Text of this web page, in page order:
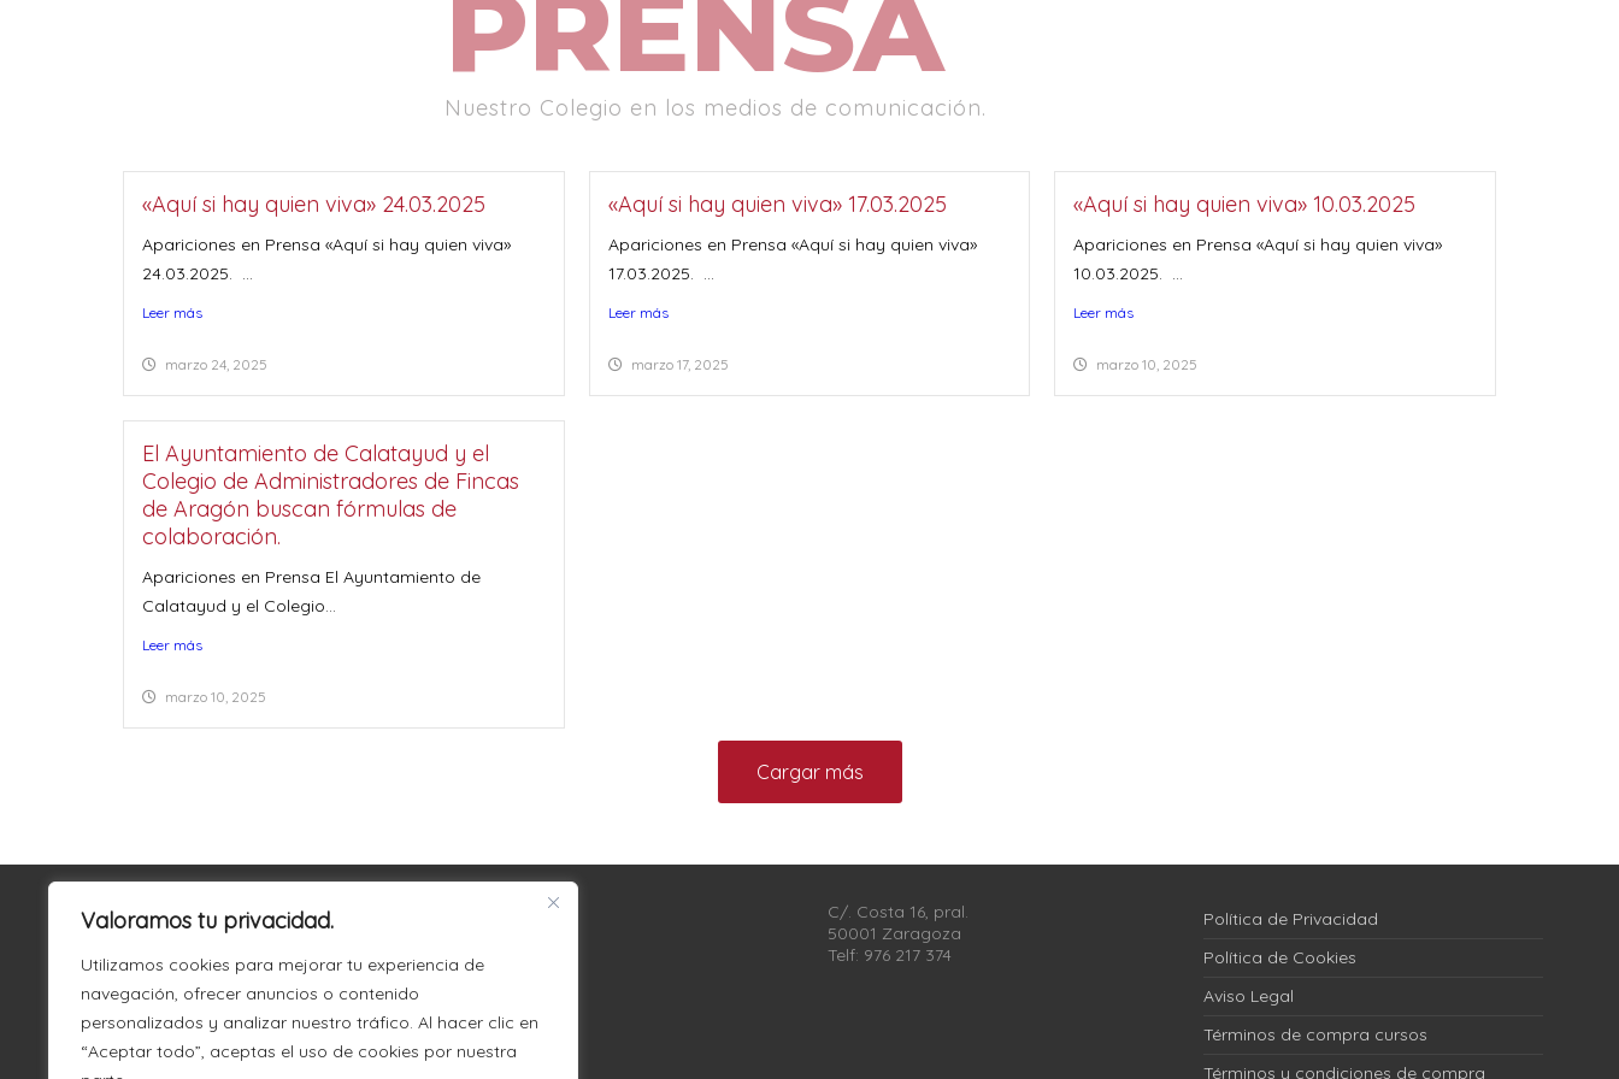
Valoramos tu privacidad.
Utilizamos cookies para mejorar tu experiencia de
navegación, ofrecer anuncios o contenido
personalizados y analizar nuestro tráfico. Al hacer clic en
“Aceptar todo”, aceptas el uso de cookies por nuestra
PRENSA
Nuestro Colegio en los medios de comunicación.
«Aquí si hay quien viva» 24.03.2025
Apariciones en Prensa «Aquí si hay quien viva»
24.03.2025. ...
Leer más
marzo 24, 2025
«Aquí si hay quien viva» 17.03.2025
Apariciones en Prensa «Aquí si hay quien viva»
17.03.2025. ...
Leer más
marzo 17, 2025
«Aquí si hay quien viva» 10.03.2025
Apariciones en Prensa «Aquí si hay quien viva»
10.03.2025. ...
Leer más
marzo 10, 2025
El Ayuntamiento de Calatayud y el
Colegio de Administradores de Fincas
de Aragón buscan fórmulas de
colaboración.
Apariciones en Prensa El Ayuntamiento de
Calatayud y el Colegio...
Leer más
marzo 10, 2025
Cargar más
C/. Costa 16, pral.
50001 Zaragoza
Telf: 976 217 374
Política de Privacidad
Política de Cookies
Aviso Legal
Términos de compra cursos
Términos y condiciones de compra